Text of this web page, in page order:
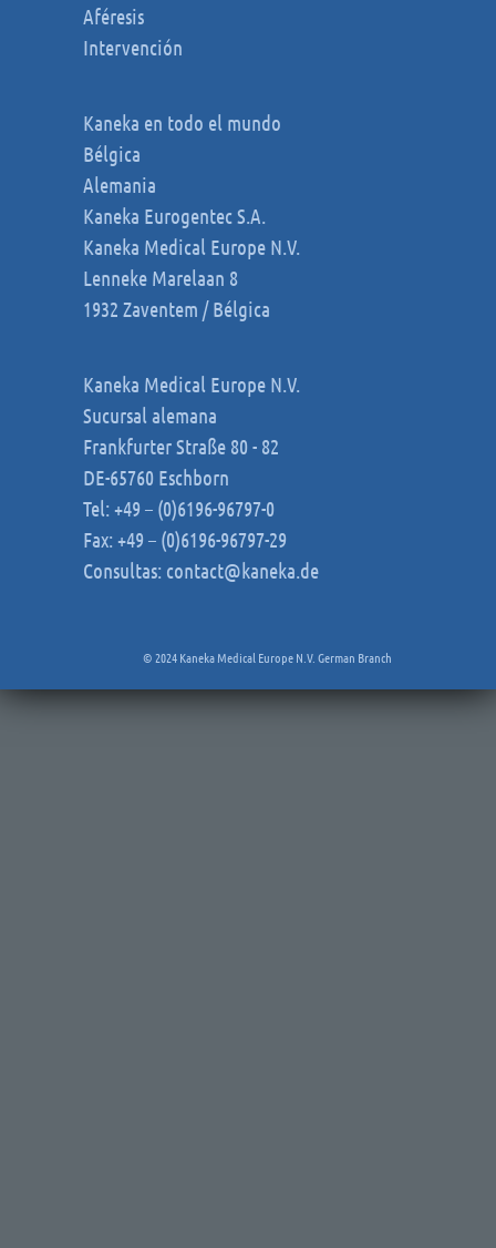
Aféresis
Intervención
Kaneka en todo el mundo
Bélgica
Alemania
Kaneka Eurogentec S.A.
Kaneka Medical Europe N.V.
Lenneke Marelaan 8
1932 Zaventem / Bélgica
Kaneka Medical Europe N.V.
Sucursal alemana
Frankfurter Straße 80 - 82
DE-65760 Eschborn
Tel: +49 – (0)6196-96797-0
Fax: +49 – (0)6196-96797-29
Consultas: contact@kaneka.de
© 2024 Kaneka Medical Europe N.V. German Branch